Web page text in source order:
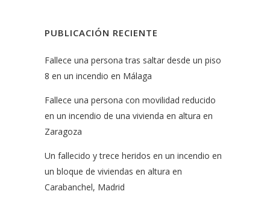
PUBLICACIÓN RECIENTE
Fallece una persona tras saltar desde un piso
8 en un incendio en Málaga
Fallece una persona con movilidad reducido
en un incendio de una vivienda en altura en
Zaragoza
Un fallecido y trece heridos en un incendio en
un bloque de viviendas en altura en
Carabanchel, Madrid